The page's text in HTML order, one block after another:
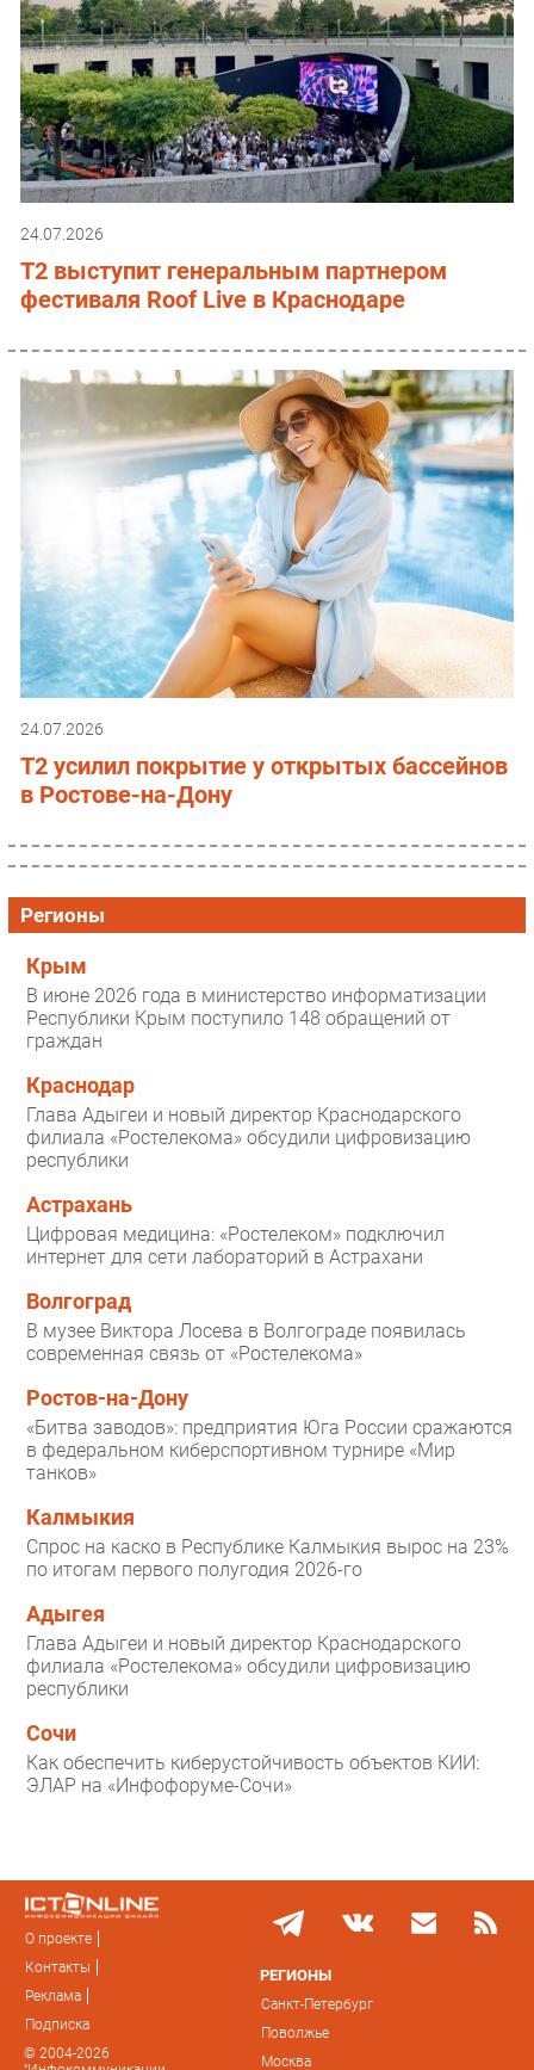
24.07.2026
T2 выступит генеральным партнером
фестиваля Roof Live в Краснодаре
24.07.2026
T2 усилил покрытие у открытых бассейнов
в Ростове-на-Дону
Регионы
Крым
В июне 2026 года в министерство информатизации
Республики Крым поступило 148 обращений от
граждан
Краснодар
Глава Адыгеи и новый директор Краснодарского
филиала «Ростелекома» обсудили цифровизацию
республики
Астрахань
Цифровая медицина: «Ростелеком» подключил
интернет для сети лабораторий в Астрахани
Волгоград
В музее Виктора Лосева в Волгограде появилась
современная связь от «Ростелекома»
Ростов-на-Дону
«Битва заводов»: предприятия Юга России сражаются
в федеральном киберспортивном турнире «Мир
танков»
Калмыкия
Спрос на каско в Республике Калмыкия вырос на 23%
по итогам первого полугодия 2026-го
Адыгея
Глава Адыгеи и новый директор Краснодарского
филиала «Ростелекома» обсудили цифровизацию
республики
Сочи
Как обеспечить киберустойчивость объектов КИИ:
ЭЛАР на «Инфофоруме-Сочи»
О проекте
Контакты
Реклама
Подписка
© 2004-2026
РЕГИОНЫ
Санкт-Петербург
Поволжье
Москва